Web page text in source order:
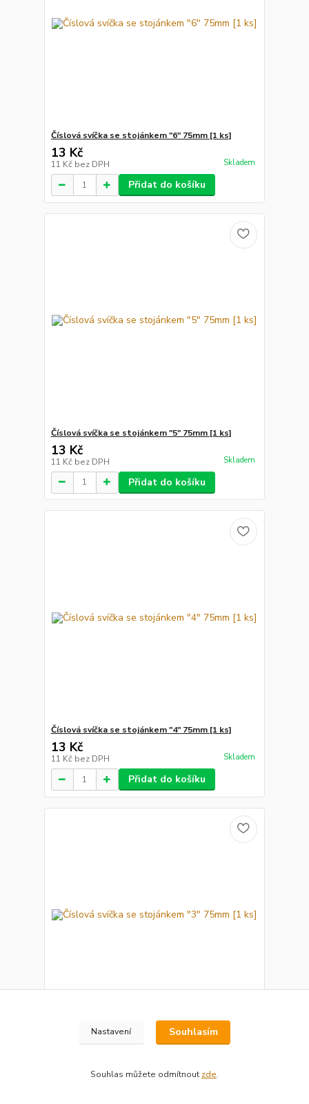
Číslová svíčka se stojánkem "6" 75mm [1 ks]
13 Kč
11 Kč bez DPH Skladem
Přidat do košíku
Číslová svíčka se stojánkem "5" 75mm [1 ks]
13 Kč
11 Kč bez DPH Skladem
Přidat do košíku
Číslová svíčka se stojánkem "4" 75mm [1 ks]
13 Kč
11 Kč bez DPH Skladem
Přidat do košíku
Číslová svíčka se stojánkem "3" 75mm [1 ks]
Přidat do košíku
Nastavení Souhlasím
Souhlas můžete odmítnout zde.